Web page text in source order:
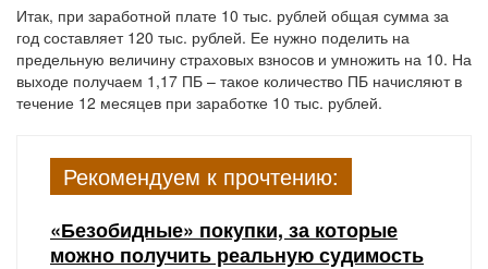
Итак, при заработной плате 10 тыс. рублей общая сумма за
год составляет 120 тыс. рублей. Ее нужно поделить на
предельную величину страховых взносов и умножить на 10. На
выходе получаем 1,17 ПБ – такое количество ПБ начисляют в
течение 12 месяцев при заработке 10 тыс. рублей.
Рекомендуем к прочтению:
«Безобидные» покупки, за которые
можно получить реальную судимость